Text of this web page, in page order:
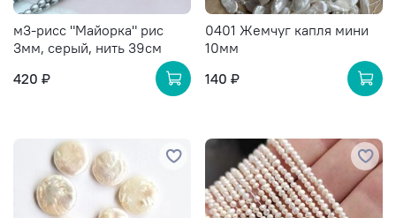
м3-рисс "Майорка" рис
3мм, серый, нить 39см
420 ₽
0401 Жемчуг капля мини
10мм
140 ₽